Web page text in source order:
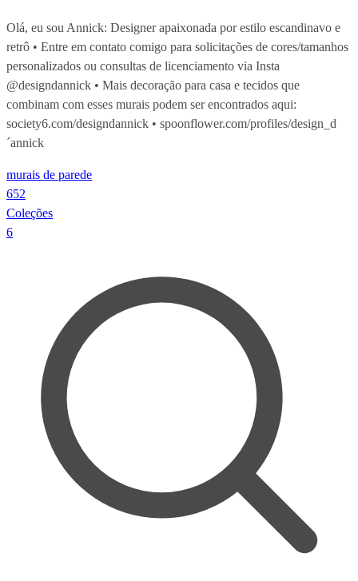
Olá, eu sou Annick: Designer apaixonada por estilo escandinavo e
retrô • Entre em contato comigo para solicitações de cores/tamanhos
personalizados ou consultas de licenciamento via Insta
@designdannick • Mais decoração para casa e tecidos que
combinam com esses murais podem ser encontrados aqui:
society6.com/designdannick • spoonflower.com/profiles/design_d
´annick
murais de parede
652
Coleções
6